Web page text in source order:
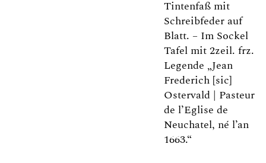
Tintenfaß mit
Schreibfeder auf
Blatt. – Im Sockel
Tafel mit 2zeil. frz.
Legende „Jean
Frederich [sic]
Ostervald | Pasteur
de l’Eglise de
Neuchatel, né l’an
1663.“